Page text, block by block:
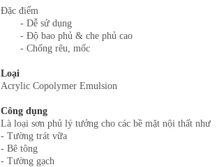
Đặc điểm
- Dễ sử dụng
- Độ bao phủ & che phủ cao
- Chống rêu, mốc
Loại
Acrylic Copolymer Emulsion
Công dụng
Là loại sơn phủ lý tưởng cho các bề mặt nội thất như
- Tường trát vữa
- Bê tông
- Tường gạch